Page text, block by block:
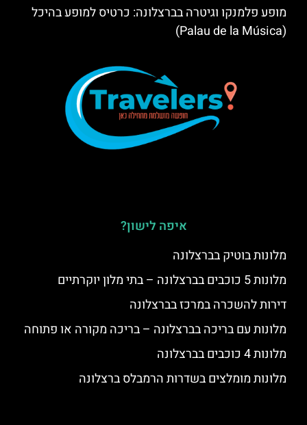
מופע פלמנקו וגיטרה בברצלונה: כרטיס למופע בהיכל
(Palau de la Música)
איפה לישון?
מלונות בוטיק בברצלונה
מלונות 5 כוכבים בברצלונה – בתי מלון יוקרתיים
דירות להשכרה במרכז בברצלונה
מלונות עם בריכה בברצלונה – בריכה מקורה או פתוחה
מלונות 4 כוכבים בברצלונה
מלונות מומלצים בשדרות הרמבלס ברצלונה